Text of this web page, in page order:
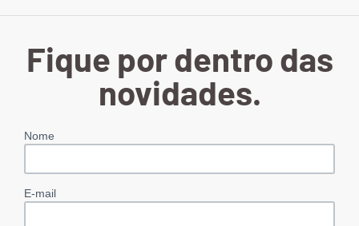
Fique por dentro das
novidades.
Nome
E-mail